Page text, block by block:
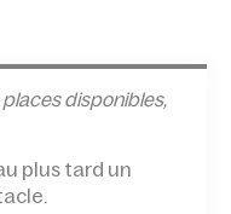
disponibles,
plus tard un